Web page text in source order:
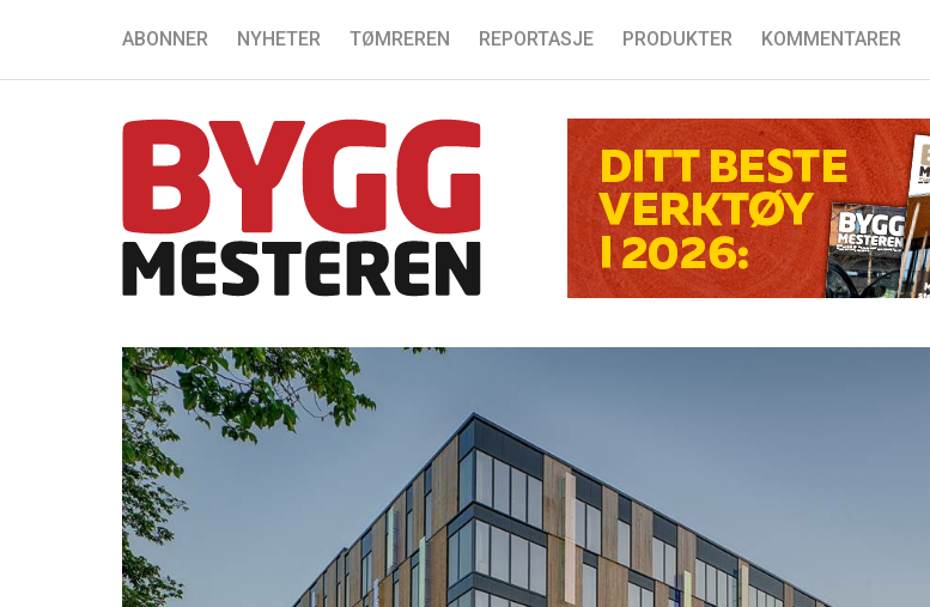
ABONNER NYHETER TØMREREN REPORTASJE PRODUKTER KOMMENTARER